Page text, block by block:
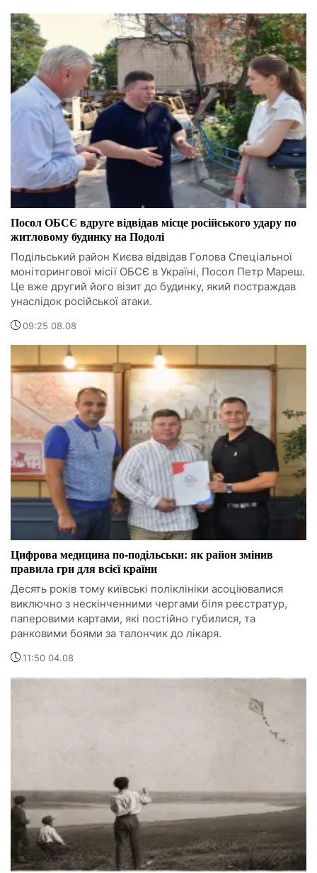
Посол ОБСЄ вдруге відвідав місце російського удару по
житловому будинку на Подолі
Подільський район Києва відвідав Голова Спеціальної
моніторингової місії ОБСЄ в Україні, Посол Петр Мареш.
Це вже другий його візит до будинку, який постраждав
унаслідок російської атаки.
09:25 08.08
Цифрова медицина по-подільськи: як район змінив
правила гри для всієї країни
Десять років тому київські поліклініки асоціювалися
виключно з нескінченними чергами біля реєстратур,
паперовими картами, які постійно губилися, та
ранковими боями за талончик до лікаря.
11:50 04.08